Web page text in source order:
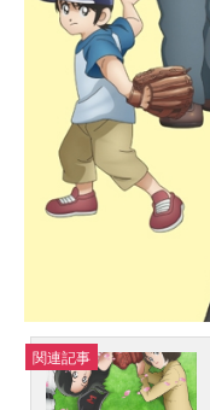
関連記事